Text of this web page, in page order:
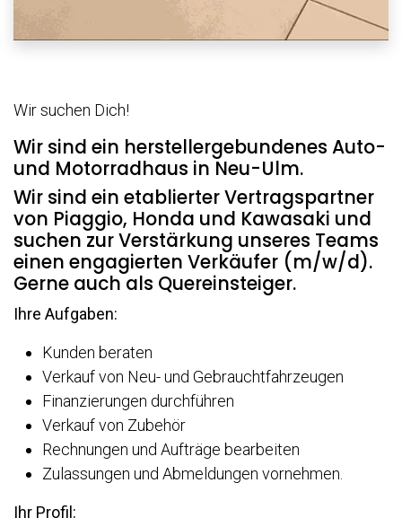
Wir suchen Dich!
Wir sind ein herstellergebundenes Auto-
und Motorradhaus in Neu-Ulm.
Wir sind ein etablierter Vertragspartner
von Piaggio, Honda und Kawasaki und
suchen zur Verstärkung unseres Teams
einen engagierten Verkäufer (m/w/d).
Gerne auch als Quereinsteiger.
Ihre Aufgaben:
Kunden beraten
Verkauf von Neu- und Gebrauchtfahrzeugen
Finanzierungen durchführen
Verkauf von Zubehör
Rechnungen und Aufträge bearbeiten
Zulassungen und Abmeldungen vornehmen.
Ihr Profil: